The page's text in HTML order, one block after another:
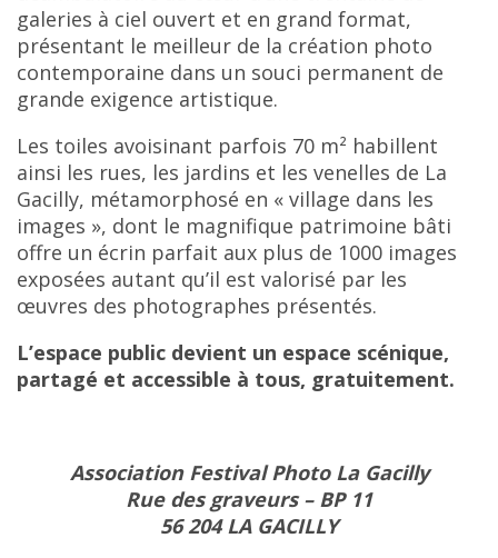
galeries à ciel ouvert et en grand format,
présentant le meilleur de la création photo
contemporaine dans un souci permanent de
grande exigence artistique.
Les toiles avoisinant parfois 70 m² habillent
ainsi les rues, les jardins et les venelles de La
Gacilly, métamorphosé en « village dans les
images », dont le magnifique patrimoine bâti
offre un écrin parfait aux plus de 1000 images
exposées autant qu’il est valorisé par les
œuvres des photographes présentés.
L’espace public devient un espace scénique,
partagé et accessible à tous, gratuitement.
Association Festival Photo La Gacilly
Rue des graveurs – BP 11
56 204 LA GACILLY